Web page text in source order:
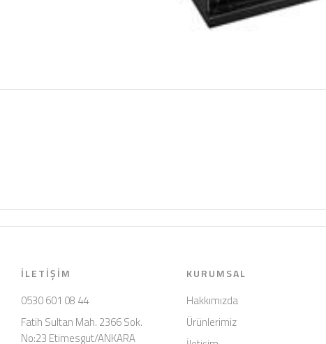
İLETIŞIM
0530 601 08 44
Fatih Sultan Mah. 2366 Sok.
No:23 Etimesgut/ANKARA
KURUMSAL
Hakkımızda
Ürünlerimiz